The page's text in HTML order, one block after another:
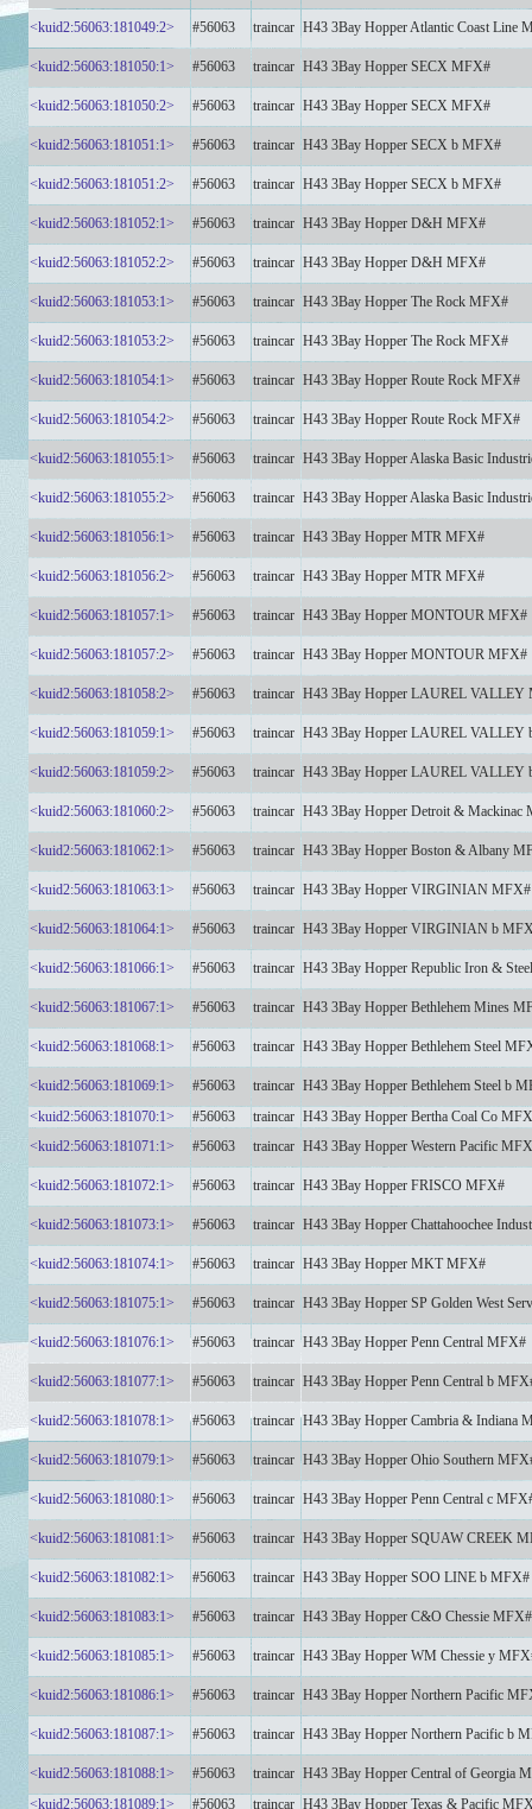
<kuid2:56063:181049:2> #56063 traincar H43 3Bay Hopper Atlantic Coast Line
<kuid2:56063:181050:1> #56063 traincar H43 3Bay Hopper SECX MFX#
<kuid2:56063:181050:2> #56063 traincar H43 3Bay Hopper SECX MFX#
<kuid2:56063:181051:1> #56063 traincar H43 3Bay Hopper SECX b MFX#
<kuid2:56063:181051:2> #56063 traincar H43 3Bay Hopper SECX b MFX#
<kuid2:56063:181052:1> #56063 traincar H43 3Bay Hopper D&H MFX#
<kuid2:56063:181052:2> #56063 traincar H43 3Bay Hopper D&H MFX#
<kuid2:56063:181053:1> #56063 traincar H43 3Bay Hopper The Rock MFX#
<kuid2:56063:181053:2> #56063 traincar H43 3Bay Hopper The Rock MFX#
<kuid2:56063:181054:1> #56063 traincar H43 3Bay Hopper Route Rock MFX#
<kuid2:56063:181054:2> #56063 traincar H43 3Bay Hopper Route Rock MFX#
<kuid2:56063:181055:1> #56063 traincar H43 3Bay Hopper Alaska Basic
<kuid2:56063:181055:2> #56063 traincar H43 3Bay Hopper Alaska Basic
<kuid2:56063:181056:1> #56063 traincar H43 3Bay Hopper MTR MFX#
<kuid2:56063:181056:2> #56063 traincar H43 3Bay Hopper MTR MFX#
<kuid2:56063:181057:1> #56063 traincar H43 3Bay Hopper MONTOUR MFX#
<kuid2:56063:181057:2> #56063 traincar H43 3Bay Hopper MONTOUR MFX#
<kuid2:56063:181058:2> #56063 traincar H43 3Bay Hopper LAUREL VALLEY
<kuid2:56063:181059:1> #56063 traincar H43 3Bay Hopper LAUREL VALLEY
<kuid2:56063:181059:2> #56063 traincar H43 3Bay Hopper LAUREL VALLEY
<kuid2:56063:181060:2> #56063 traincar H43 3Bay Hopper Detroit & Mackinac
<kuid2:56063:181062:1> #56063 traincar H43 3Bay Hopper Boston & Albany
<kuid2:56063:181063:1> #56063 traincar H43 3Bay Hopper VIRGINIAN MFX#
<kuid2:56063:181064:1> #56063 traincar H43 3Bay Hopper VIRGINIAN b
<kuid2:56063:181066:1> #56063 traincar H43 3Bay Hopper Republic Iron &
<kuid2:56063:181067:1> #56063 traincar H43 3Bay Hopper Bethlehem Mines
<kuid2:56063:181068:1> #56063 traincar H43 3Bay Hopper Bethlehem Steel
<kuid2:56063:181069:1> #56063 traincar H43 3Bay Hopper Bethlehem Steel b
<kuid2:56063:181070:1>
#56063 traincar H43 3Bay Hopper Bertha Coal Co
<kuid2:56063:181071:1>
#56063 traincar H43 3Bay Hopper Western Pacific
<kuid2:56063:181072:1> #56063 traincar H43 3Bay Hopper FRISCO MFX#
<kuid2:56063:181073:1> #56063 traincar H43 3Bay Hopper Chattahoochee
<kuid2:56063:181074:1> #56063 traincar H43 3Bay Hopper MKT MFX#
<kuid2:56063:181075:1> #56063 traincar H43 3Bay Hopper SP Golden West
<kuid2:56063:181076:1> #56063 traincar H43 3Bay Hopper Penn Central MFX#
<kuid2:56063:181077:1> #56063 traincar H43 3Bay Hopper Penn Central b
<kuid2:56063:181078:1> #56063 traincar H43 3Bay Hopper Cambria & Indiana
<kuid2:56063:181079:1> #56063 traincar H43 3Bay Hopper Ohio Southern
<kuid2:56063:181080:1> #56063 traincar H43 3Bay Hopper Penn Central c
<kuid2:56063:181081:1> #56063 traincar H43 3Bay Hopper SQUAW CREEK
<kuid2:56063:181082:1> #56063 traincar H43 3Bay Hopper SOO LINE b MFX#
<kuid2:56063:181083:1> #56063 traincar H43 3Bay Hopper C&O Chessie MFX#
<kuid2:56063:181085:1> #56063 traincar H43 3Bay Hopper WM Chessie y
<kuid2:56063:181086:1> #56063 traincar H43 3Bay Hopper Northern Pacific
<kuid2:56063:181087:1> #56063 traincar H43 3Bay Hopper Northern Pacific b
<kuid2:56063:181088:1> #56063 traincar H43 3Bay Hopper Central of Georgia
<kuid2:56063:181089:1>
#56063 traincar H43 3Bay Hopper Texas & Pacific